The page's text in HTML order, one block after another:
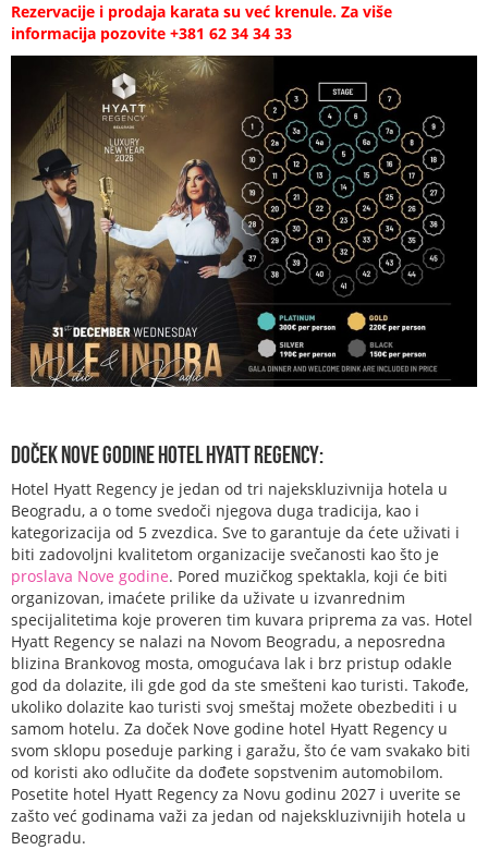
Rezervacije i prodaja karata su već krenule. Za više
informacija pozovite +381 62 34 34 33
Doček Nove godine Hotel Hyatt Regency:
Hotel Hyatt Regency je jedan od tri najekskluzivnija hotela u
Beogradu, a o tome svedoči njegova duga tradicija, kao i
kategorizacija od 5 zvezdica. Sve to garantuje da ćete uživati i
biti zadovoljni kvalitetom organizacije svečanosti kao što je
proslava Nove godine. Pored muzičkog spektakla, koji će biti
organizovan, imaćete prilike da uživate u izvanrednim
specijalitetima koje proveren tim kuvara priprema za vas. Hotel
Hyatt Regency se nalazi na Novom Beogradu, a neposredna
blizina Brankovog mosta, omogućava lak i brz pristup odakle
god da dolazite, ili gde god da ste smešteni kao turisti. Takođe,
ukoliko dolazite kao turisti svoj smeštaj možete obezbediti i u
samom hotelu. Za doček Nove godine hotel Hyatt Regency u
svom sklopu poseduje parking i garažu, što će vam svakako biti
od koristi ako odlučite da dođete sopstvenim automobilom.
Posetite hotel Hyatt Regency za Novu godinu 2027 i uverite se
zašto već godinama važi za jedan od najekskluzivnijih hotela u
Beogradu.